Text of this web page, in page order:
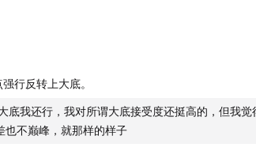
行反转上大底。
底我还行，我对所谓大底接受度还挺高的，但我觉
也不巅峰，就那样的样子